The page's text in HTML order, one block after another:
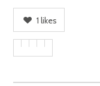
1 likes